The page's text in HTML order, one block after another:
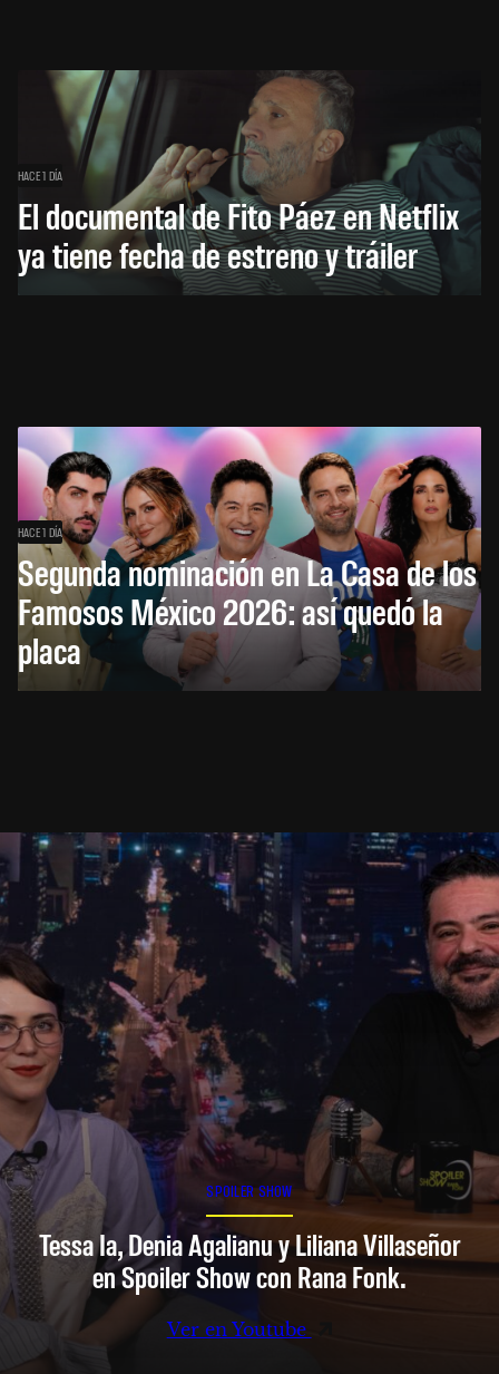
HACE 1 DÍA
El documental de Fito Páez en Netflix
ya tiene fecha de estreno y tráiler
HACE 1 DÍA
Segunda nominación en La Casa de los
Famosos México 2026: así quedó la
placa
SPOILER SHOW
Tessa Ia, Denia Agalianu y Liliana Villaseñor
en Spoiler Show con Rana Fonk.
Ver en Youtube